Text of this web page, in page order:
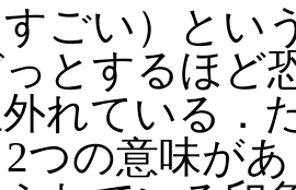
ごい）とい
とするほど
れている．
つの意味が